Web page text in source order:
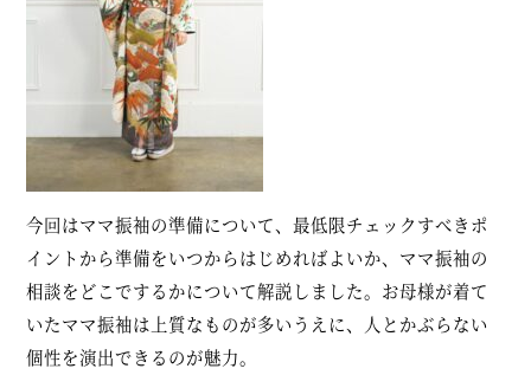
今回はママ振袖の準備について、最低限チェックすべきポ
イントから準備をいつからはじめればよいか、ママ振袖の
相談をどこでするかについて解説しました。お母様が着て
いたママ振袖は上質なものが多いうえに、人とかぶらない
個性を演出できるのが魅力。